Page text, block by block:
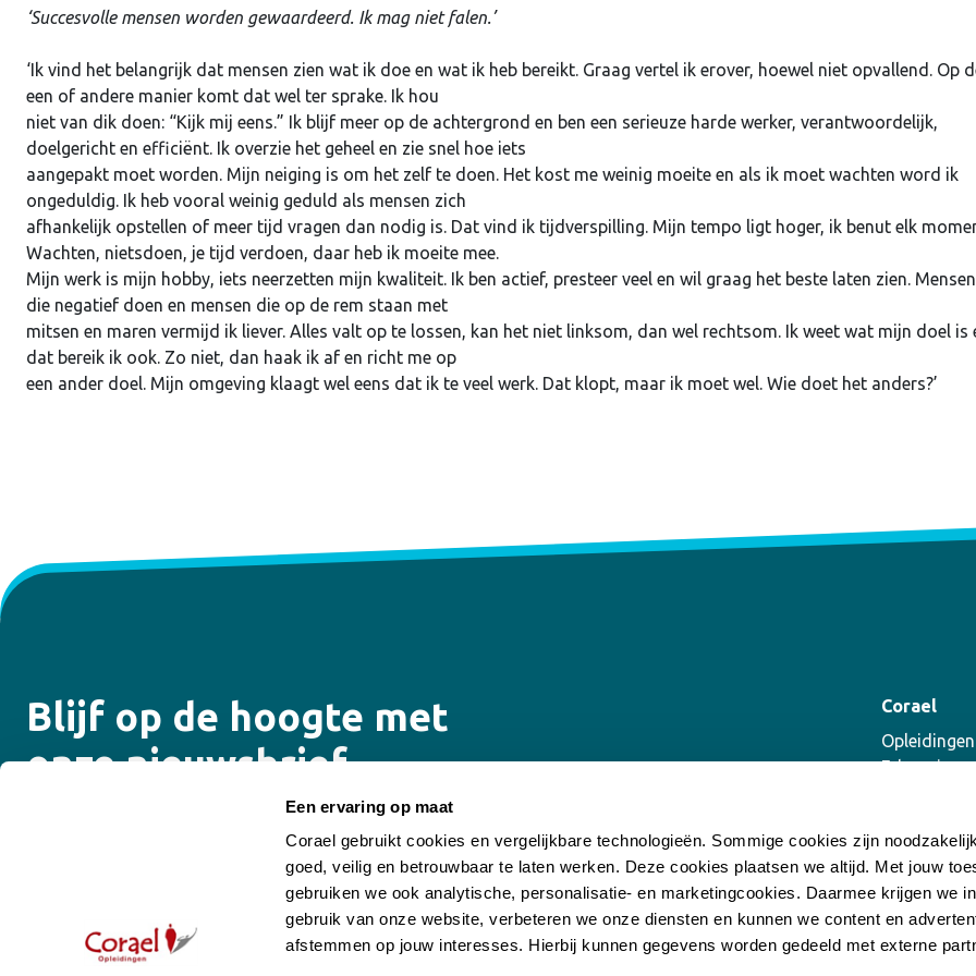
Een ervaring op maat
Corael gebruikt cookies en vergelijkbare technologieën. Sommige cookies zijn
goed, veilig en betrouwbaar te laten werken. Deze cookies plaatsen we altijd. Met jouw
gebruiken we ook analytische, personalisatie- en marketingcookies. Daarmee krijgen we
gebruik van onze website, verbeteren we onze diensten en kunnen we content en
afstemmen op jouw interesses. Hierbij kunnen gegevens worden gedeeld met externe
‘Succesvolle mensen worden gewaardeerd. Ik mag niet falen.’
‘Ik vind het belangrijk dat mensen zien wat ik doe en wat ik heb bereikt. Graag vertel ik erover, hoewel niet opvallend. Op
een of andere manier komt dat wel ter sprake. Ik hou
niet van dik doen: “Kijk mij eens.” Ik blijf meer op de achtergrond en ben een serieuze harde werker, verantwoordelijk,
doelgericht en efficiënt. Ik overzie het geheel en zie snel hoe iets
aangepakt moet worden. Mijn neiging is om het zelf te doen. Het kost me weinig moeite en als ik moet wachten word ik
ongeduldig. Ik heb vooral weinig geduld als mensen zich
afhankelijk opstellen of meer tijd vragen dan nodig is. Dat vind ik tijdverspilling. Mijn tempo ligt hoger, ik benut elk
Wachten, nietsdoen, je tijd verdoen, daar heb ik moeite mee.
Mijn werk is mijn hobby, iets neerzetten mijn kwaliteit. Ik ben actief, presteer veel en wil graag het beste laten zien. Mensen
die negatief doen en mensen die op de rem staan met
mitsen en maren vermijd ik liever. Alles valt op te lossen, kan het niet linksom, dan wel rechtsom. Ik weet wat mijn doel is
dat bereik ik ook. Zo niet, dan haak ik af en richt me op
een ander doel. Mijn omgeving klaagt wel eens dat ik te veel werk. Dat klopt, maar ik moet wel. Wie doet het anders?’
Blijf op de hoogte met
onze nieuwsbrief
Ontvang de laatste updates over onze opleidingen,
trainingen, e-learning programma’s, coaching en
Corael
E-learning
Incompany